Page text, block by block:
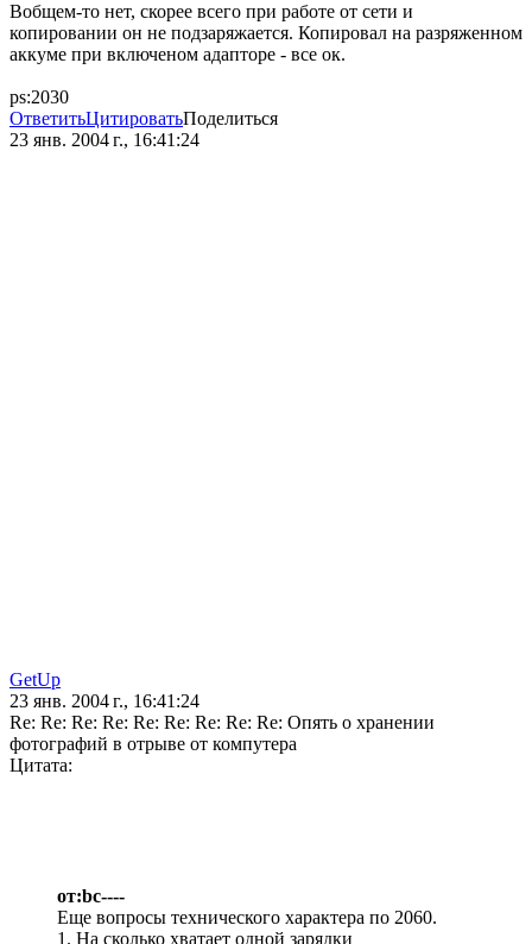
Вобщем-то нет, скорее всего при работе от сети и
копировании он не подзаряжается. Копировал на разряженном
аккуме при включеном адапторе - все ок.
ps:2030
ОтветитьЦитироватьПоделиться
23 янв. 2004 г., 16:41:24
GetUp
23 янв. 2004 г., 16:41:24
Re: Re: Re: Re: Re: Re: Re: Re: Re: Опять о хранении
фотографий в отрыве от компутера
Цитата:
от:bc----
Еще вопросы технического характера по 2060.
1. На сколько хватает одной зарядки